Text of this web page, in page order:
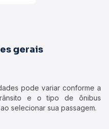
gerais
pode variar conforme a
e o tipo de ônibus
selecionar sua passagem.